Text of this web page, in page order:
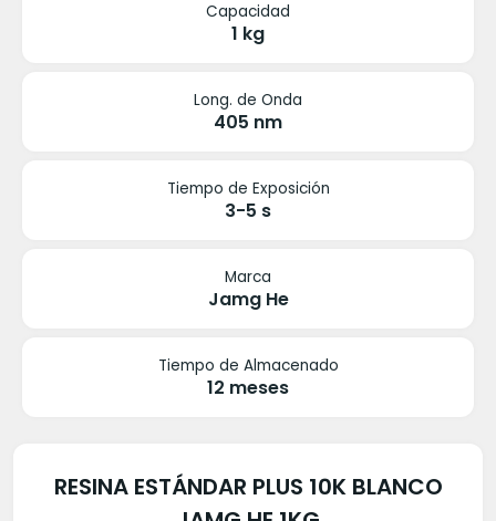
Capacidad
1 kg
Long. de Onda
405 nm
Tiempo de Exposición
3-5 s
Marca
Jamg He
Tiempo de Almacenado
12 meses
RESINA ESTÁNDAR PLUS 10K BLANCO